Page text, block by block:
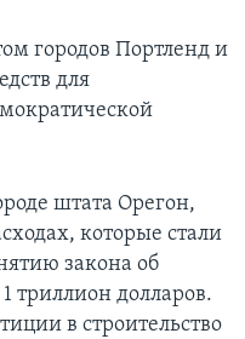
городов Портленд и
для
штата Орегон,
которые стали
закона об
триллион долларов.
в строительство